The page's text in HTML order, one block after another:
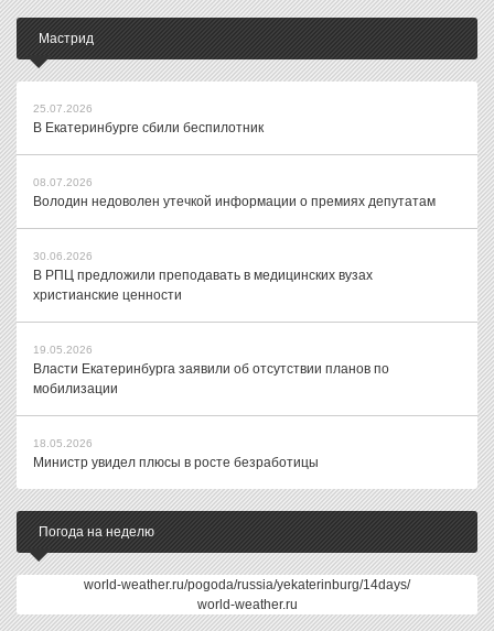
Мастрид
25.07.2026
В Екатеринбурге сбили беспилотник
08.07.2026
Володин недоволен утечкой информации о премиях депутатам
30.06.2026
В РПЦ предложили преподавать в медицинских вузах
христианские ценности
19.05.2026
Власти Екатеринбурга заявили об отсутствии планов по
мобилизации
18.05.2026
Министр увидел плюсы в росте безработицы
Погода на неделю
world-weather.ru/pogoda/russia/yekaterinburg/14days/
world-weather.ru